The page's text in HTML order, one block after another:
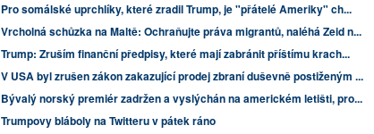
Pro somálské uprchlíky, které zradil Trump, je "přátelé Ameriky" ch...
Vrcholná schůzka na Maltě: Ochraňujte práva migrantů, naléhá Zeid n...
Trump: Zruším finanční předpisy, které mají zabránit příštímu krach...
V USA byl zrušen zákon zakazující prodej zbraní duševně postiženým ...
Bývalý norský premiér zadržen a vyslýchán na americkém letišti, pro...
Trumpovy bláboly na Twitteru v pátek ráno